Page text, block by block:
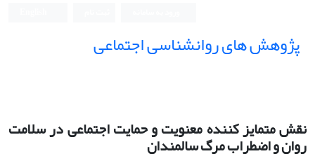
پژوهش های روانشناسی اجتماعی
نقش متمایز کننده معنویت و حمایت اجتماعی در سلامت
روان و اضطراب مرگ سالمندان